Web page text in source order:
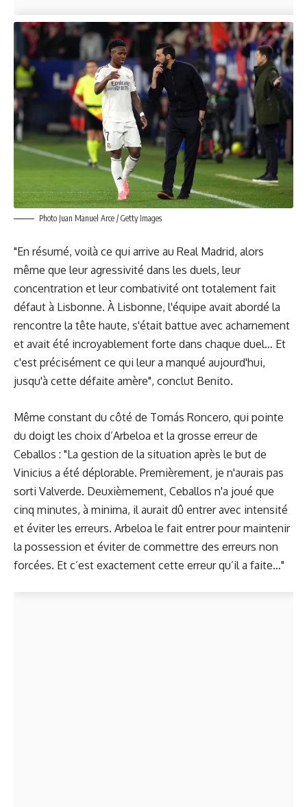
Photo Juan Manuel Arce / Getty Images
"En résumé, voilà ce qui arrive au Real Madrid, alors
même que leur agressivité dans les duels, leur
concentration et leur combativité ont totalement fait
défaut à Lisbonne. À Lisbonne, l'équipe avait abordé la
rencontre la tête haute, s'était battue avec acharnement
et avait été incroyablement forte dans chaque duel… Et
c'est précisément ce qui leur a manqué aujourd'hui,
jusqu'à cette défaite amère", conclut Benito.
Même constant du côté de Tomás Roncero, qui pointe
du doigt les choix d’Arbeloa et la grosse erreur de
Ceballos : "La gestion de la situation après le but de
Vinicius a été déplorable. Premièrement, je n'aurais pas
sorti Valverde. Deuxièmement, Ceballos n'a joué que
cinq minutes, à minima, il aurait dû entrer avec intensité
et éviter les erreurs. Arbeloa le fait entrer pour maintenir
la possession et éviter de commettre des erreurs non
forcées. Et c’est exactement cette erreur qu’il a faite…"